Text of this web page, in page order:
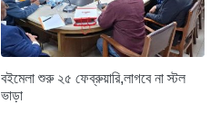
বইমেলা শুরু ২৫ ফেব্রুয়ারি,লাগবে না স্টল
ভাড়া